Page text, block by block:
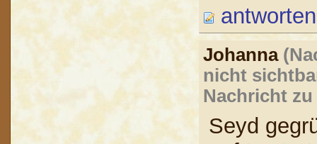
antworten
Johanna
nicht
Nachricht
Seyd